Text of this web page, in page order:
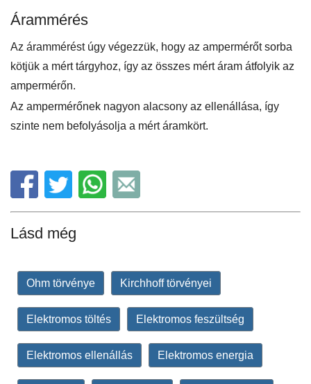
Árammérés
Az árammérést úgy végezzük, hogy az ampermérőt sorba
kötjük a mért tárgyhoz, így az összes mért áram átfolyik az
ampermérőn.
Az ampermérőnek nagyon alacsony az ellenállása, így
szinte nem befolyásolja a mért áramkört.
Lásd még
Ohm törvénye Kirchhoff törvényei
Elektromos töltés Elektromos feszültség
Elektromos ellenállás Elektromos energia